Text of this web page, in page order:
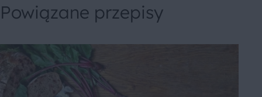
Powiązane przepisy